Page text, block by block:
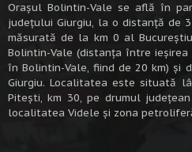
Oraşul Bolintin-Vale se află în
judeţului Giurgiu, la o distanţă de
măsurată de la km 0 al
Bolintin-Vale (distanța între
în Bolintin-Vale, fiind de 20 km) şi
Giurgiu. Localitatea este situată
Piteşti, km 30, pe drumul
localitatea Videle şi zona